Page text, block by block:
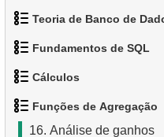
Teoria de Banco de
Dados?
2.O que é SGBD?
Fundamentos de SQL
2. Organize os pinguins
Cálculos
Funções de Agregação
14.Encontre
valiosos
15.Encontre a proporção
16. Análise de ganhos